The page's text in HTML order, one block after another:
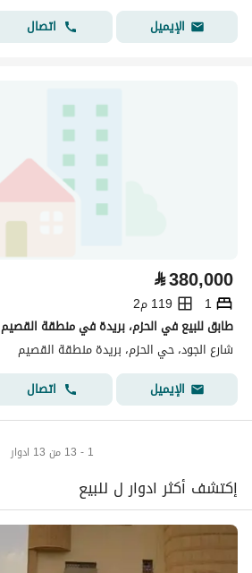
الإيميل
اتصال
⃁380,000
1
119 م2
طابق للبيع في الحزم، بريدة في منطقة القصيم
شارع الجود، حي الحزم، بريدة منطقة القصيم
الإيميل
اتصال
1 - 13 من 13 ادوار
إكتشف أكثر ادوار ل للبيع